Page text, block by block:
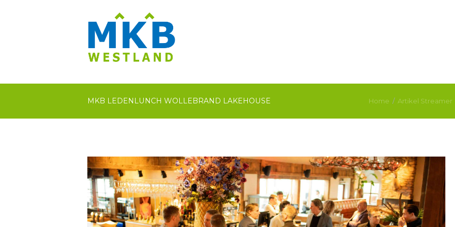
MKB LEDENLUNCH WOLLEBRAND LAKEHOUSE Home Artikel Streamer